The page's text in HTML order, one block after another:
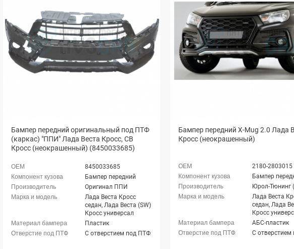
Бампер передний оригинальный под ПТФ
(каркас) "ППИ" Лада Веста Кросс, СВ
Кросс (неокрашенный) (8450033685)
8450033685
Бампер передний
Оригинал ППИ
Лада Веста Кросс
седан, Лада Веста (SW)
Кросс универсал
Пластик
С отверстием под ПТФ
Бампер передний X-Mug 2.0 Лада
Кросс (неокрашенный)
2180-2803015
Бампер
Лада Веста
седан, Лада
Кросс
АБС-пластик
С